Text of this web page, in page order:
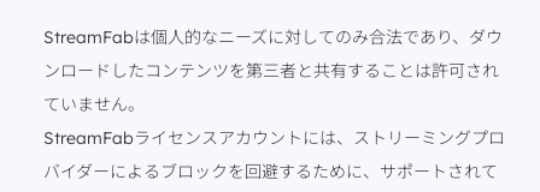
StreamFabは個人的なニーズに対してのみ合法であり、ダウ
ンロードしたコンテンツを第三者と共有することは許可され
ていません。
StreamFabライセンスアカウントには、ストリーミングプロ
バイダーによるブロックを回避するために、サポートされて